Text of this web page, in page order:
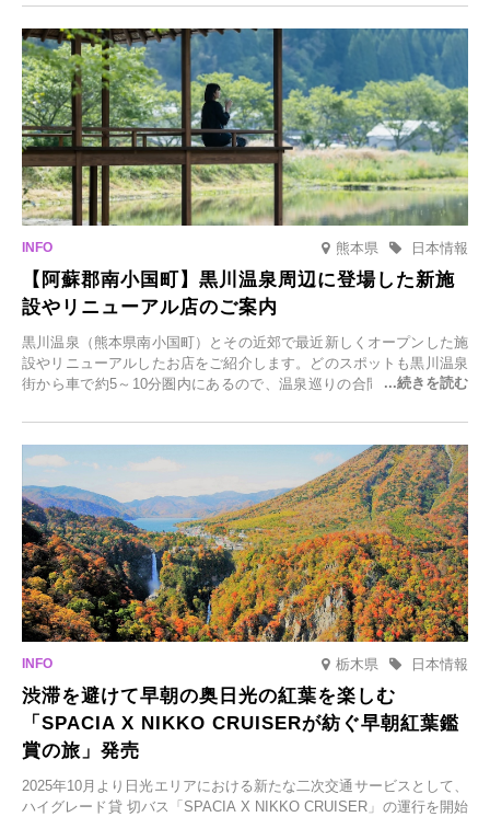
日(月)～2026年2月28日(土)の期間、「冬に咲くさくらライトアップ」
を開催します。
熊本県 日本情報
【阿蘇郡南小国町】黒川温泉周辺に登場した新施
設やリニューアル店のご案内
黒川温泉（熊本県南小国町）とその近郊で最近新しくオープンした施
設やリニューアルしたお店をご紹介します。どのスポットも黒川温泉
街から車で約5～10分圏内にあるので、温泉巡りの合間に気軽に立ち
元食材にこだわったレストランなど、多彩な魅力が満載です。黒川温
泉の新たな楽しみとしてチェックしてみてください。
栃木県 日本情報
渋滞を避けて早朝の奥日光の紅葉を楽しむ
「SPACIA X NIKKO CRUISERが紡ぐ早朝紅葉鑑
賞の旅」発売
2025年10月より日光エリアにおける新たな二次交通サービスとして、
ハイグレード貸 切バス「SPACIA X NIKKO CRUISER」の運行を開始